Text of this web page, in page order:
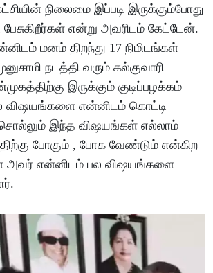
நிலைமை இப்படி இருக்கும்போது
என்று அவரிடம் கேட்டேன்.
மனம் திறந்து 17 நிமிடங்கள்
நடத்தி வரும் கல்குவாரி
இருக்கும் குடிப்பழக்கம்
விஷயங்களை என்னிடம் கொட்டி
இந்த விஷயங்கள் எல்லாம்
போகும் , போக வேண்டும் என்கிற
அவர் என்னிடம் பல விஷயங்களை